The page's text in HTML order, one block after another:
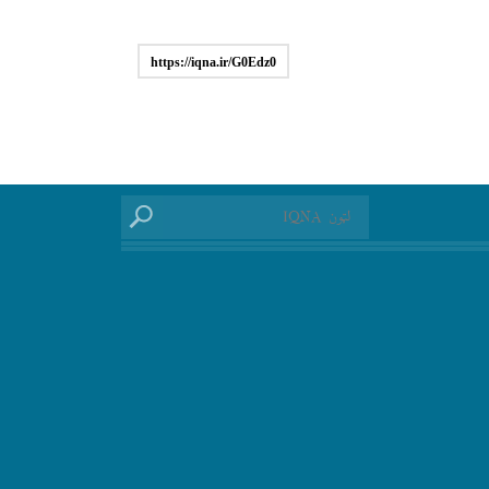
https://iqna.ir/G0Edz0